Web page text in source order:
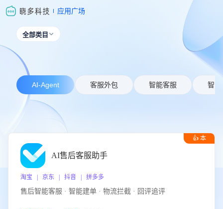
应用广场
全部类目 
AI-Agent 客服外包 智能客服 智能
👍 本
AI售后客服助手
淘宝 | 京东 | 抖音 | 拼多多
售后智能客服 · 智能建单 · 物流拦截 · 回评追评